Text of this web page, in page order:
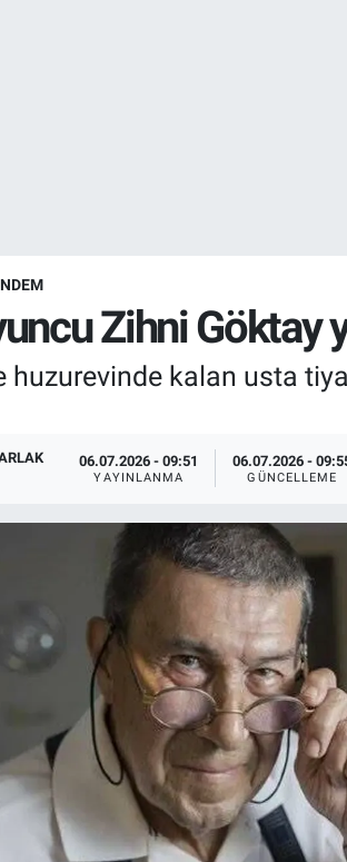
Zihni Göktay
huzurevinde kalan usta
06.07.2026 - 09:51
YAYINLANMA
06.07.2026 -
GÜNCELLEME